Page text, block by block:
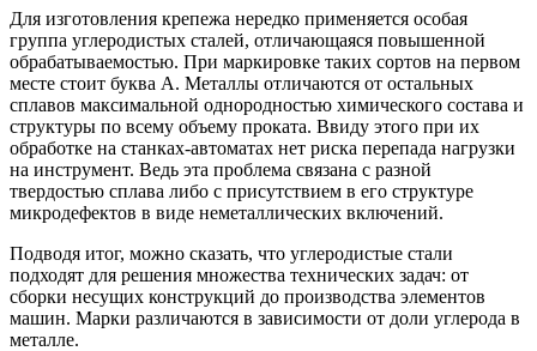
Для изготовления крепежа нередко применяется особая
группа углеродистых сталей, отличающаяся повышенной
обрабатываемостью. При маркировке таких сортов на первом
месте стоит буква А. Металлы отличаются от остальных
сплавов максимальной однородностью химического состава и
структуры по всему объему проката. Ввиду этого при их
обработке на станках-автоматах нет риска перепада нагрузки
на инструмент. Ведь эта проблема связана с разной
твердостью сплава либо с присутствием в его структуре
микродефектов в виде неметаллических включений.
Подводя итог, можно сказать, что углеродистые стали
подходят для решения множества технических задач: от
сборки несущих конструкций до производства элементов
машин. Марки различаются в зависимости от доли углерода в
металле.